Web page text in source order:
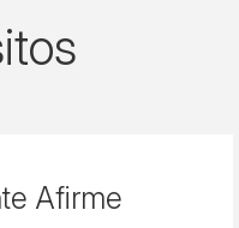
Afirme